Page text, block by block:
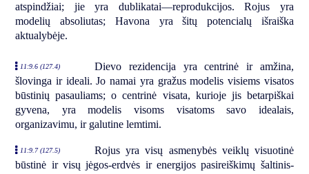
atspindžiai; jie yra dublikatai—reprodukcijos. Rojus yra
modelių absoliutas; Havona yra šitų potencialų išraiška
aktualybėje.
11:9.6 (127.4)
Dievo rezidencija yra centrinė ir amžina,
šlovinga ir ideali. Jo namai yra gražus modelis visiems visatos
būstinių pasauliams; o centrinė visata, kurioje jis betarpiškai
gyvena, yra modelis visoms visatoms savo idealais,
organizavimu, ir galutine lemtimi.
11:9.7 (127.5)
Rojus yra visų asmenybės veiklų visuotinė
būstinė ir visų jėgos-erdvės ir energijos pasireiškimų šaltinis-